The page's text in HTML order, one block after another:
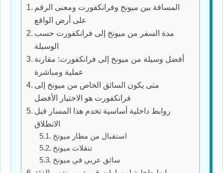
المسافة بين ميونخ وفرانكفورت ومعنى الرقم
على أرض الواقع
مدة السفر من ميونخ إلى فرانكفورت حسب
الوسيلة
أفضل وسيلة من ميونخ إلى فرانكفورت: مقارنة
عملية ومباشرة
متى يكون السائق الخاص من ميونخ إلى
فرانكفورت هو الاختيار الأفضل
روابط داخلية أساسية تخدم هذا المسار قبل
الانطلاق
استقبال من مطار ميونخ
تنقلات ميونخ
سائق عربي في ميونخ